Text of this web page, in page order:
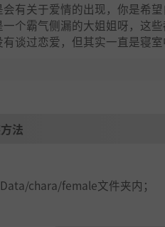
有关于爱情的出现，你是希
个霸气侧漏的大姐姐呀，这些
谈过恋爱，但其实一直是寝室
法
chara/female文件夹内；